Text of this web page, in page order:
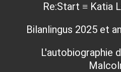
Re:Start ≡ Katia
Bilanlingus 2025 et
L'autobiographie